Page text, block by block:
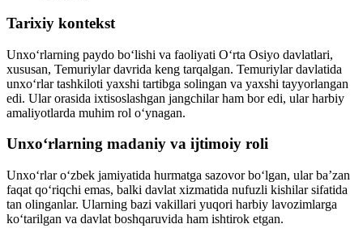
Tarixiy kontekst
Unxo‘rlarning paydo bo‘lishi va faoliyati O‘rta Osiyo davlatlari,
xususan, Temuriylar davrida keng tarqalgan. Temuriylar davlatida
unxo‘rlar tashkiloti yaxshi tartibga solingan va yaxshi tayyorlangan
edi. Ular orasida ixtisoslashgan jangchilar ham bor edi, ular harbiy
amaliyotlarda muhim rol o‘ynagan.
Unxo‘rlarning madaniy va ijtimoiy roli
Unxo‘rlar o‘zbek jamiyatida hurmatga sazovor bo‘lgan, ular ba’zan
faqat qo‘riqchi emas, balki davlat xizmatida nufuzli kishilar sifatida
tan olinganlar. Ularning bazi vakillari yuqori harbiy lavozimlarga
ko‘tarilgan va davlat boshqaruvida ham ishtirok etgan.